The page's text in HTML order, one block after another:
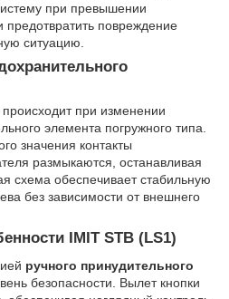
при превышении
повреждение
ситуацию.
при изменении
элемента погружного типа.
значения контакты
размыкаются, останавливая
схема обеспечивает стабильную
без зависимости от внешнего
IMIT STB (LS1)
ручного принудительного
безопасности. Вылет кнопки